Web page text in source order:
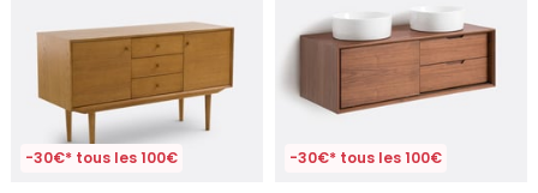
-30€* tous les 100€ -30€* tous les 100€